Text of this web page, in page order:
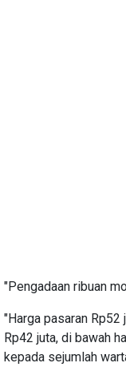
"Pengadaan ribuan
"Harga pasaran
Rp42 juta, di bawah
kepada sejumlah